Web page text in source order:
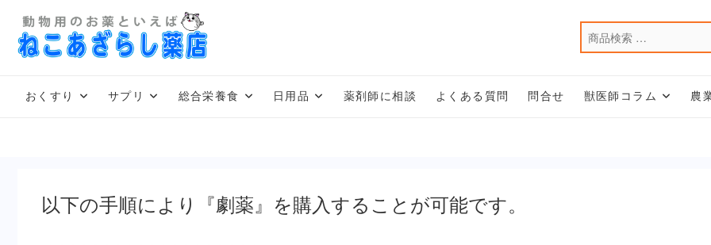
content
おくすり サプリ 総合栄養食 日用品 薬剤師に相談 よくある質問 問合せ 獣医師コラム 農
以下の手順により『劇薬』を購入することが可能です。